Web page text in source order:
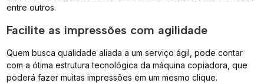
entre outros.
Facilite as impressões com agilidade
Quem busca qualidade aliada a um serviço ágil, pode contar
com a ótima estrutura tecnológica da máquina copiadora, que
poderá fazer muitas impressões em um mesmo clique.